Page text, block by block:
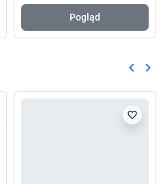
Pogląd
keyboard_arrow_left keyboard_arrow_right
favorite_border